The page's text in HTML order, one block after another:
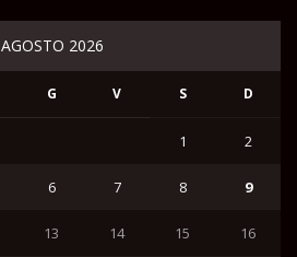
AGOSTO 2026
G V S D
1 2
6 7 8 9
13 14 15 16